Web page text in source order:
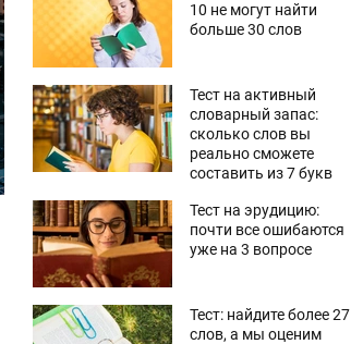
10 не могут найти
больше 30 слов
Тест на активный
словарный запас:
сколько слов вы
реально сможете
составить из 7 букв
Тест на эрудицию:
почти все ошибаются
уже на 3 вопросе
Тест: найдите более 27
слов, а мы оценим